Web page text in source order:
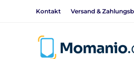
Kontakt Versand &